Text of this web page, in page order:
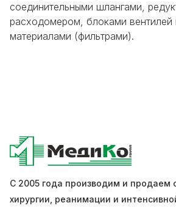
соединительными шлангами,
расходомером, блоками
материалами (фильтрами).
С 2005 года производим и продаем
хирургии, реанимации и